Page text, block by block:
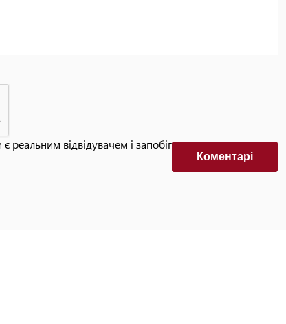
відвідувачем і запобігти автоматизованим
Коментарi